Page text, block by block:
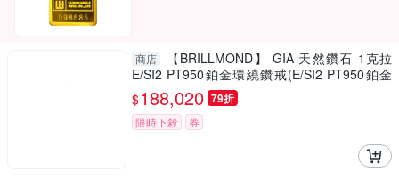
商店
【BRILLMOND】 GIA 天然鑽石 1克拉
E/SI2 PT950鉑金環繞鑽戒(E/SI2 PT950鉑金
台)
$188,020 79折
限時下殺 券